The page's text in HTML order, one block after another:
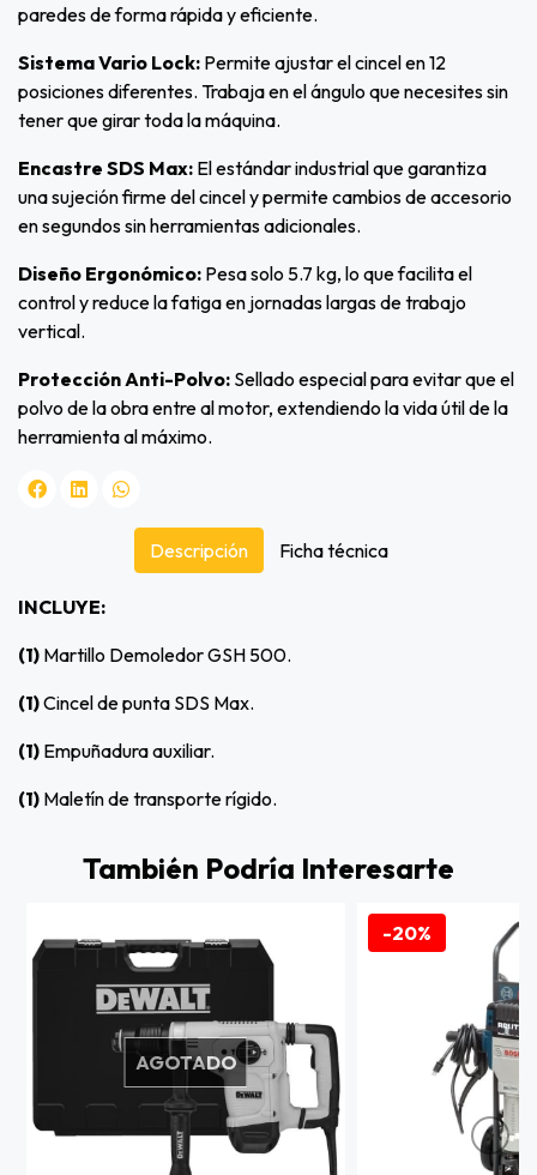
paredes de forma rápida y eficiente.
Sistema Vario Lock: Permite ajustar el cincel en 12
posiciones diferentes. Trabaja en el ángulo que necesites sin
tener que girar toda la máquina.
Encastre SDS Max: El estándar industrial que garantiza
una sujeción firme del cincel y permite cambios de accesorio
en segundos sin herramientas adicionales.
Diseño Ergonómico: Pesa solo 5.7 kg, lo que facilita el
control y reduce la fatiga en jornadas largas de trabajo
vertical.
Protección Anti-Polvo: Sellado especial para evitar que el
polvo de la obra entre al motor, extendiendo la vida útil de la
herramienta al máximo.
INCLUYE:
(1) Martillo Demoledor GSH 500.
(1)Cincel de punta SDS Max.
(1) Empuñadura auxiliar.
(1) Maletín de transporte rígido.
Descripción Ficha técnica
También Podría Interesarte
AGOTADO
-20%